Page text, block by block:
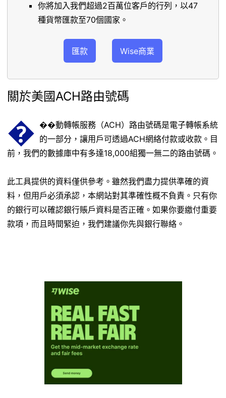
你將加入我們超過2百萬位客戶的行列，以47
種貨幣匯款至70個國家。
匯款 Wise商業
關於美國ACH路由號碼
� ��動轉帳服務（ACH）路由號碼是電子轉帳系統
的一部分，讓用戶可透過ACH網絡付款或收款。目
前，我們的數據庫中有多達18,000組獨一無二的路由號碼。
此工具提供的資料僅供參考。雖然我們盡力提供準確的資
料，但用戶必須承認，本網站對其準確性概不負責。只有你
的銀行可以確認銀行賬戶資料是否正確。如果你要繳付重要
款項，而且時間緊迫，我們建議你先與銀行聯絡。